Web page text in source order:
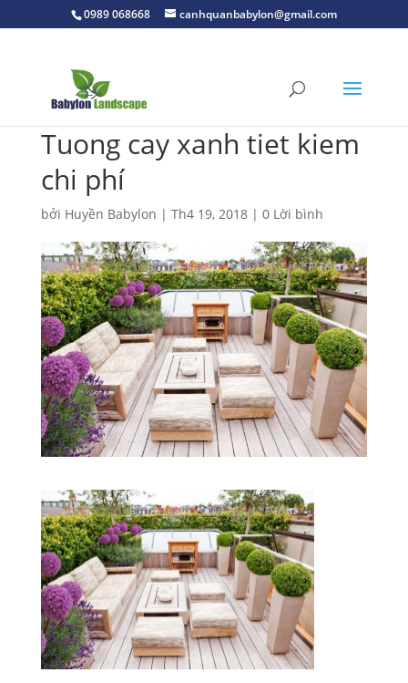
0989 068668 canhquanbabylon@gmail.com
Tuong cay xanh tiet kiem
chi phí
bởi Huyền Babylon | Th4 19, 2018| 0 Lời bình